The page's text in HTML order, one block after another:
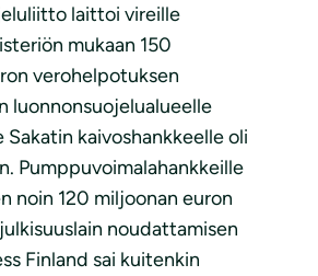
laittoi vireille
mukaan 150
verohelpotuksen
luonnonsuojelualueelle
Sakatin kaivoshankkeelle oli
Pumppuvoimalahankkeille
noin 120 miljoonan euron
noudattamisen
Finland sai kuitenkin